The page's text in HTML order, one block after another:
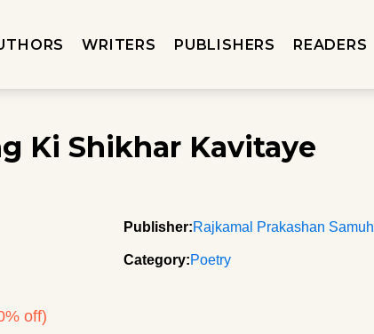
WRITERS PUBLISHERS READERS
Ki Shikhar Kavitaye
Publisher:Rajkamal Prakashan Samuh
Category:Poetry
off)